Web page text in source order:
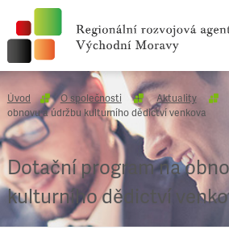
O SPOLEČNOSTI
NAŠE SLUŽBY
REFERENCE
KARIÉRA
Úvod O společnosti Aktuality
obnovu a údržbu kulturního dědictví venkova
Dotační program na
kulturního dědictví